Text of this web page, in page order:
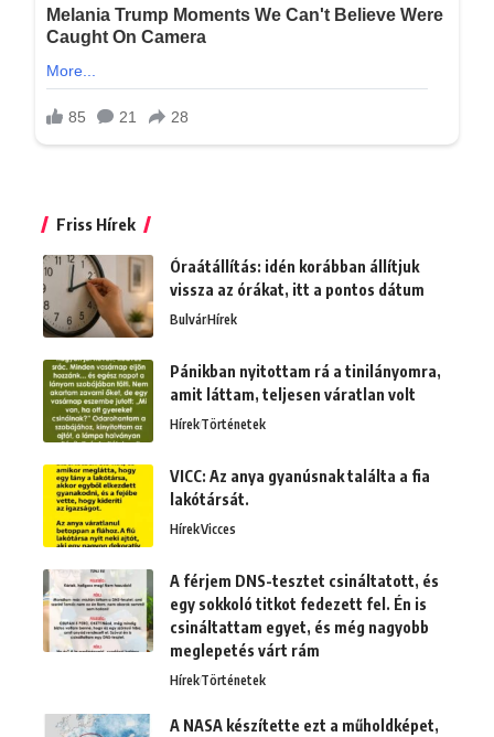
Friss Hírek
Óraátállítás: idén korábban állítjuk
vissza az órákat, itt a pontos dátum
BulvárHírek
Pánikban nyitottam rá a tinilányomra,
amit láttam, teljesen váratlan volt
HírekTörténetek
VICC: Az anya gyanúsnak találta a fia
lakótársát.
HírekVicces
A férjem DNS-tesztet csináltatott, és
egy sokkoló titkot fedezett fel. Én is
csináltattam egyet, és még nagyobb
meglepetés várt rám
HírekTörténetek
A NASA készítette ezt a műholdképet,